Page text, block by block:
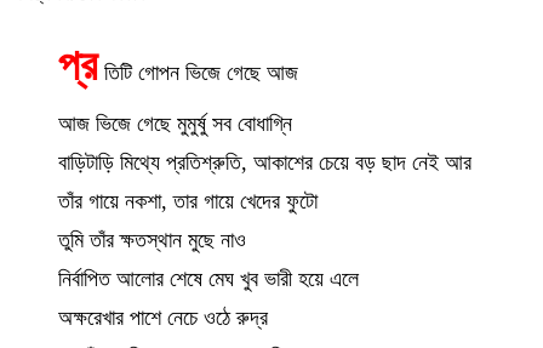
প্র তিটি গোপন ভিজে গেছে আজ
আজ ভিজে গেছে মুমুর্ষু সব বোধাগ্নি
বাড়িটাড়ি মিথ্যে প্রতিশ্রুতি, আকাশের চেয়ে বড় ছাদ নেই আর
তাঁর গায়ে নকশা, তার গায়ে খেদের ফুটো
তুমি তাঁর ক্ষতস্থান মুছে নাও
নির্বাপিত আলোর শেষে মেঘ খুব ভারী হয়ে এলে
অক্ষরেখার পাশে নেচে ওঠে রুদ্র